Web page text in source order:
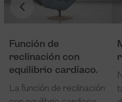
Función de
reclinación con
equilibrio cardíaco.
La función de reclinación